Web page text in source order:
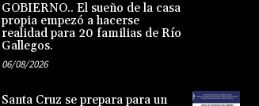
GOBIERNO.. El sueño de la casa
propia empezó a hacerse
realidad para 20 familias de Río
Gallegos.
06/08/2026
Santa Cruz se prepara para un